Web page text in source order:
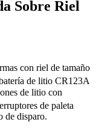
Sobre Riel
con riel de tamaño
de litio CR123A
de litio con
de paleta
de disparo.